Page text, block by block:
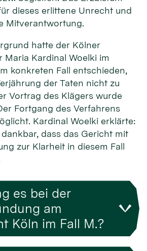
dieses erlittene Unrecht und
Mitverantwortung.
hatte der Kölner
Maria Kardinal Woelki im
konkreten Fall entschieden,
der Taten nicht zu
Vortrag des Klägers wurde
Fortgang des Verfahrens
Kardinal Woelki erklärte:
dass das Gericht mit
zur Klarheit in diesem Fall
es bei der
am
Köln im Fall M.?